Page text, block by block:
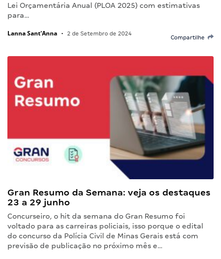
Lei Orçamentária Anual (PLOA 2025) com estimativas
para…
Lanna Sant'Anna • 2 de Setembro de 2024
Compartilhe
Gran Resumo da Semana: veja os destaques
23 a 29 junho
Concurseiro, o hit da semana do Gran Resumo foi
voltado para as carreiras policiais, isso porque o edital
do concurso da Polícia Civil de Minas Gerais está com
previsão de publicação no próximo mês e…